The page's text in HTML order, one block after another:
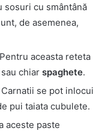
sosuri cu smântână
de asemenea,
Pentru aceasta reteta
sau chiar spaghete.
Carnatii se pot inlocui
pui taiata cubulete.
aceste paste